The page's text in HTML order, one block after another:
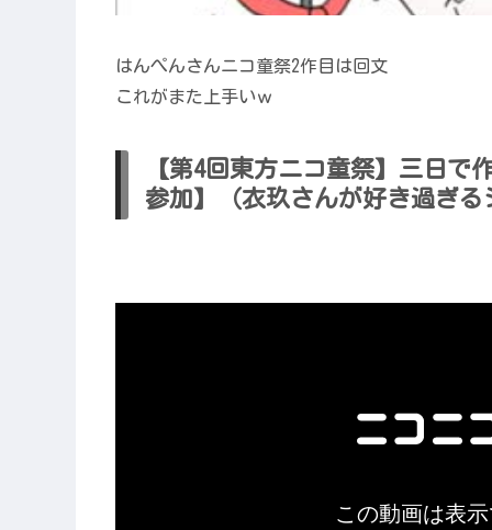
はんぺんさんニコ童祭2作目は回文
これがまた上手いｗ
【第4回東方ニコ童祭】三日で
参加】（衣玖さんが好き過ぎ